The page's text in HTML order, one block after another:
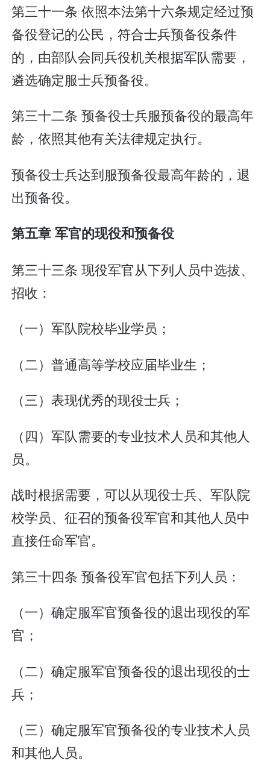
第三十一条 依照本法第十六条规定经过预
备役登记的公民，符合士兵预备役条件
的，由部队会同兵役机关根据军队需要，
遴选确定服士兵预备役。
第三十二条 预备役士兵服预备役的最高年
龄，依照其他有关法律规定执行。
预备役士兵达到服预备役最高年龄的，退
出预备役。
第五章 军官的现役和预备役
第三十三条 现役军官从下列人员中选拔、
招收：
（一）军队院校毕业学员；
（二）普通高等学校应届毕业生；
（三）表现优秀的现役士兵；
（四）军队需要的专业技术人员和其他人
员。
战时根据需要，可以从现役士兵、军队院
校学员、征召的预备役军官和其他人员中
直接任命军官。
第三十四条 预备役军官包括下列人员：
（一）确定服军官预备役的退出现役的军
官；
（二）确定服军官预备役的退出现役的士
兵；
（三）确定服军官预备役的专业技术人员
和其他人员。